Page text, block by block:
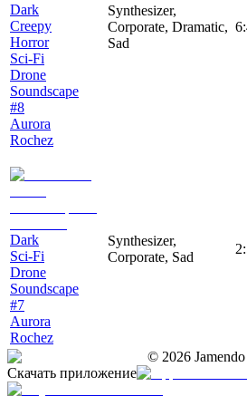
Dark
Creepy
Horror
Sci-Fi
Drone
Soundscape
#8
Aurora
Rochez
Synthesizer,
Corporate, Dramatic,
Sad
Dark
Sci-Fi
Drone
Soundscape
#7
Aurora
Rochez
Synthesizer,
Corporate, Sad
© 2026
Скачать приложение